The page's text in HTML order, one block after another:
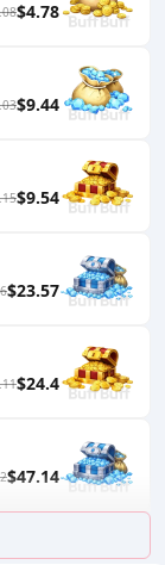
$4.78
$9.44
$9.54
$23.57
$24.4
$47.14